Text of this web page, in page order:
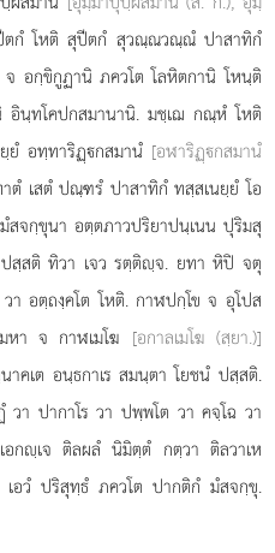
กํ โหติ สุปีตกํ สุวณฺณวณฺณํ ปาสาทิกํ
อกฺขิกูฏานิ ภควโต โลหิตกานิ โหนฺติ
อินฺทโคปกสมานานิ. มชฺเฌ กณฺหํ โหติ
อทฺทาริฏฺกสมานํ [อฬาริฏฺกสมานํ
ตํ เสตํ ปณฺฑรํ ปาสาทิกํ ทสฺสเนยฺยํ โอ
สจกฺขุนา อตฺตภาวปริยาปนฺเนน ปุริมสุ
สฺสติ ทิวา เจว รตฺติฺจ. ยทา หิปิ จตุ
า อตฺถงฺคโต โหติ. กาฬปกฺโข จ อุโปส
า จ กาฬเมโฆ [อกาลเมโฆ (สฺยา.)]
าคเต อนฺธกาเร สมนฺตา โยชนํ ปสฺสติ.
วา ปากาโร วา ปพฺพโต วา คจฺโฉ วา
กฺเจ ติลผลํ นิมิตฺตํ กตฺวา ติลวาเห
อวํ ปริสุทฺธํ ภควโต ปากติกํ มํสจกฺขุ.